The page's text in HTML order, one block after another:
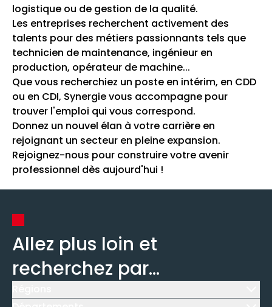
logistique ou de gestion de la qualité.
Les entreprises recherchent activement des
talents pour des métiers passionnants tels que
technicien de maintenance, ingénieur en
production, opérateur de machine...
Que vous recherchiez un poste en intérim, en CDD
ou en CDI, Synergie vous accompagne pour
trouver l'emploi qui vous correspond.
Donnez un nouvel élan à votre carrière en
rejoignant un secteur en pleine expansion.
Rejoignez-nous pour construire votre avenir
professionnel dès aujourd'hui !
Allez plus loin et
recherchez par...